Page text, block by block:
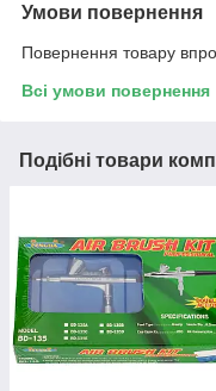
Умови повернення
Повернення товару
Всі умови повернення
Подібні товари